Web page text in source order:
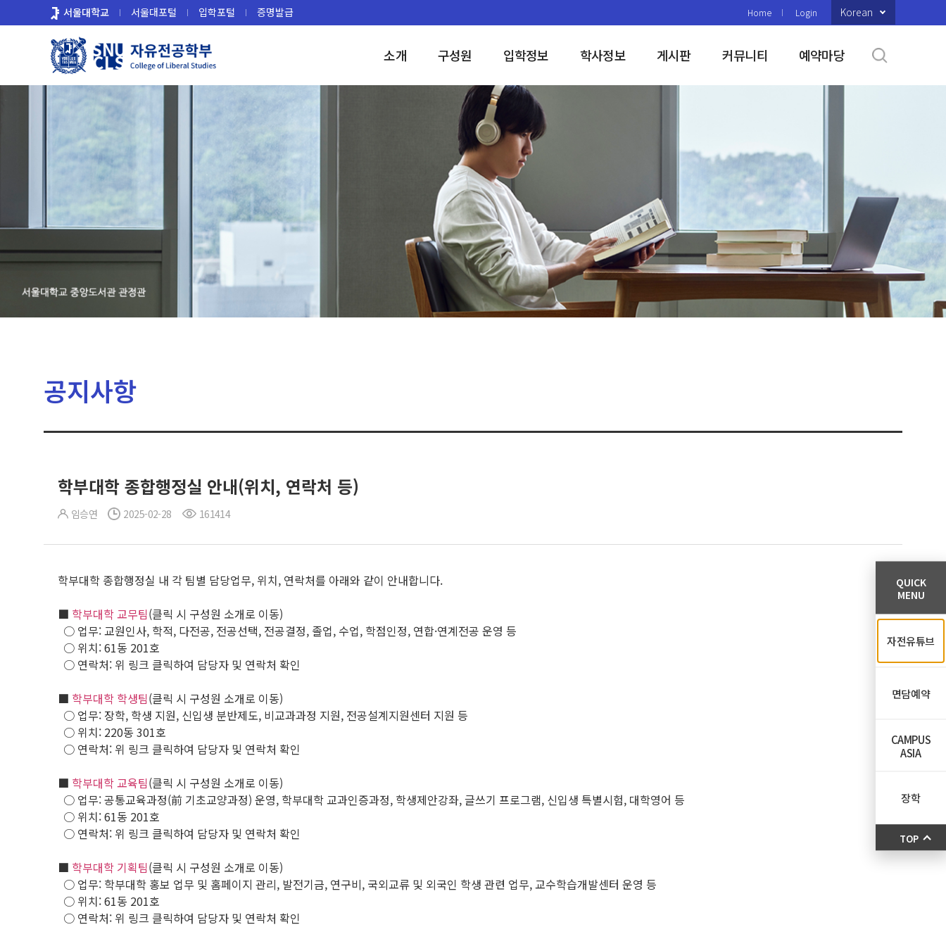
로
서울대학교 서울대포털 입학포털 증명발급 Home Login Korean
소개 구성원 입학정보 학사정보 게시판 커뮤니티 예약마당
공지사항
학부대학 종합행정실 안내(위치, 연락처 등)
임승연 2025-02-28 161414
학부대학 종합행정실 내 각 팀별 담당업무, 위치, 연락처를 아래와 같이 안내합니다.
■ 학부대학 교무팀(클릭 시 구성원 소개로 이동)
○ 업무: 교원인사, 학적, 다전공, 전공선택, 전공결정, 졸업, 수업, 학점인정, 연합·연계전공 운영 등
○ 위치: 61동 201호
○ 연락처: 위 링크 클릭하여 담당자 및 연락처 확인
■ 학부대학 학생팀(클릭 시 구성원 소개로 이동)
○ 업무: 장학, 학생 지원, 신입생 분반제도, 비교과과정 지원, 전공설계지원센터 지원 등
○ 위치: 220동 301호
○ 연락처: 위 링크 클릭하여 담당자 및 연락처 확인
■ 학부대학 교육팀(클릭 시 구성원 소개로 이동)
○ 업무: 공통교육과정(前 기초교양과정) 운영, 학부대학 교과인증과정, 학생제안강좌, 글쓰기 프로그램, 신입생 특별시험, 대학영어 등
○ 위치: 61동 201호
○ 연락처: 위 링크 클릭하여 담당자 및 연락처 확인
■ 학부대학 기획팀(클릭 시 구성원 소개로 이동)
○ 업무: 학부대학 홍보 업무 및 홈페이지 관리, 발전기금, 연구비, 국외교류 및 외국인 학생 관련 업무, 교수학습개발센터 운영 등
○ 위치: 61동 201호
○ 연락처: 위 링크 클릭하여 담당자 및 연락처 확인
QUICK
MENU
자전유튜브
면담예약
CAMPUS
ASIA
장학
TOP